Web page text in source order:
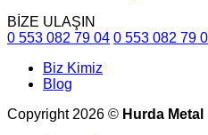
BİZE ULAŞIN
0 553 082 79 04 0 553 082 79
Biz Kimiz
Blog
Copyright 2026 © Hurda Metal